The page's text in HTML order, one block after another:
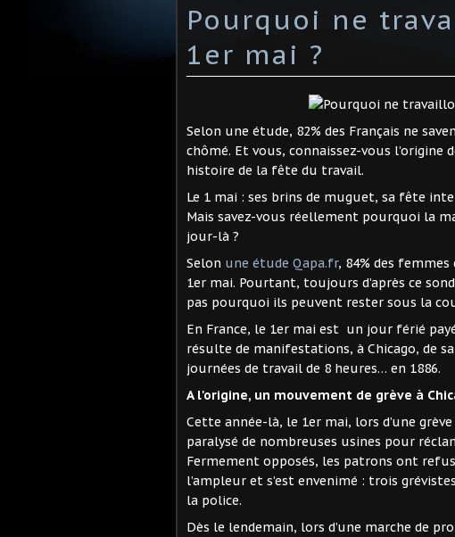
Pourquoi ne
1er mai ?
Selon une étude, 82% des Français ne
chômé. Et vous, connaissez-vous
histoire de la fête du travail.
Le 1 mai : ses brins de muguet, sa fête
Mais savez-vous réellement pourquoi la
jour-là ?
Selon une étude Qapa.fr, 84% des
1er mai. Pourtant, toujours d’après ce
pas pourquoi ils peuvent rester sous la
En France, le 1er mai est un jour férié
résulte de manifestations, à Chicago, de
journées de travail de 8 heures… en 1886.
A l'origine, un mouvement de grève à
Cette année-là, le 1er mai, lors d’une
paralysé de nombreuses usines pour
Fermement opposés, les patrons ont
l’ampleur et s’est envenimé : trois
la police.
Dès le lendemain, lors d’une marche de